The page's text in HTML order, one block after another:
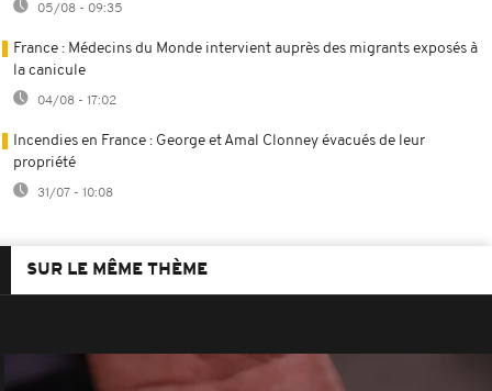
05/08 - 09:35
France : Médecins du Monde intervient auprès des migrants exposés à
la canicule
04/08 - 17:02
Incendies en France : George et Amal Clonney évacués de leur
propriété
31/07 - 10:08
SUR LE MÊME THÈME